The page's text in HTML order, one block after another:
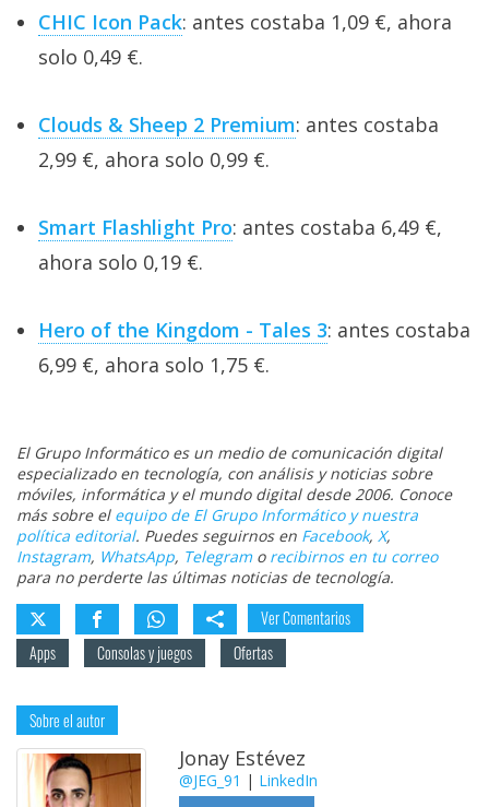
CHIC Icon Pack: antes costaba 1,09 €, ahora
solo 0,49 €.
Clouds & Sheep 2 Premium: antes costaba
2,99 €, ahora solo 0,99 €.
Smart Flashlight Pro: antes costaba 6,49 €,
ahora solo 0,19 €.
Hero of the Kingdom - Tales 3: antes costaba
6,99 €, ahora solo 1,75 €.
El Grupo Informático es un medio de comunicación digital
especializado en tecnología, con análisis y noticias sobre
móviles, informática y el mundo digital desde 2006. Conoce
más sobre el equipo de El Grupo Informático y nuestra
política editorial. Puedes seguirnos en Facebook, X,
Instagram, WhatsApp, Telegramo recibirnos en tu correo
para no perderte las últimas noticias de tecnología.
Ver Comentarios
Apps
Consolas y juegos Ofertas
Sobre el autor
Jonay Estévez
@JEG_91 | LinkedIn